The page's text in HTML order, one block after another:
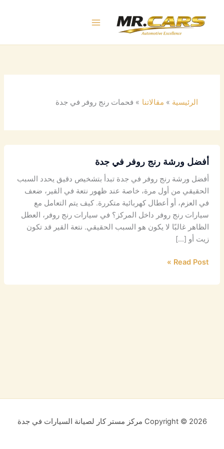
المحتوى
الرئيسية مقالاتنا فحمات رنج روفر في جدة
أفضل ورشة رنج روفر في جدة
أفضل ورشة رنج روفر في جدة تبدأ بتشخيص دقيق يحدد السبب
الحقيقي من أول مرة، خاصة عند ظهور نتعة في القير، ضعف
في العزم، أو أعطال كهربائية متكررة. كيف يتم التعامل مع
سيارات رنج روفر داخل المركز؟ في سيارات رنج روفر، العطل
الظاهر غالبًا لا يكون هو السبب الحقيقي. نتعة القير قد تكون
زيت أو […]
Read Post »
Copyright © 2026 مركز مستر كار لصيانة السيارات في جدة